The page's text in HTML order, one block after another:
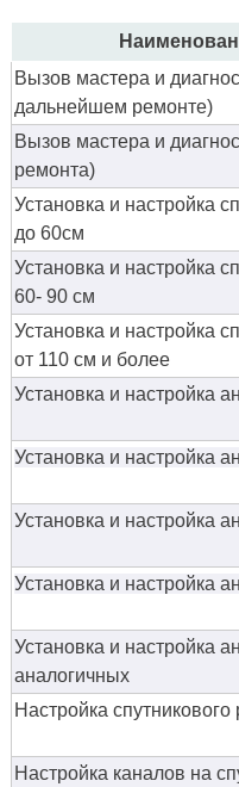
Вызов мастера и
дальнейшем ремонте)
Вызов мастера и
ремонта)
Установка и настройка
до 60см
Установка и настройка
60- 90 см
Установка и настройка
от 110 см и более
Установка и настройка
Установка и настройка
Установка и настройка
Установка и настройка
Установка и настройка
аналогичных
Настройка спутникового
Настройка каналов на